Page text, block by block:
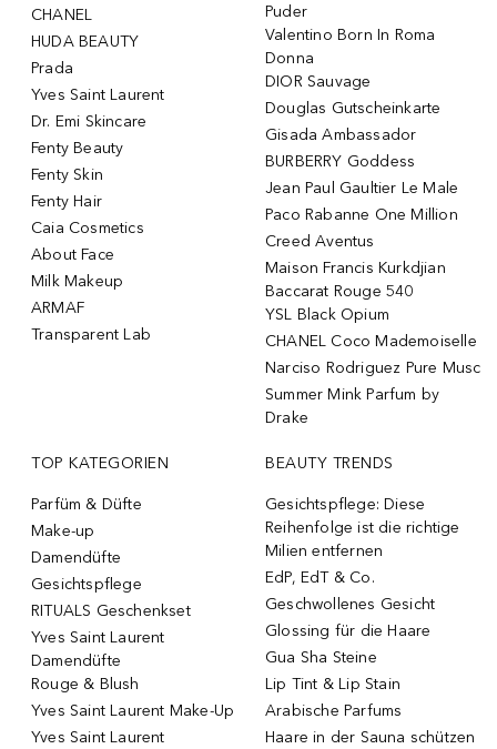
CHANEL
HUDA BEAUTY
Prada
Yves Saint Laurent
Dr. Emi Skincare
Fenty Beauty
Fenty Skin
Fenty Hair
Caia Cosmetics
About Face
Milk Makeup
ARMAF
Transparent Lab
Puder
Valentino Born In Roma
Donna
DIOR Sauvage
Douglas Gutscheinkarte
Gisada Ambassador
BURBERRY Goddess
Jean Paul Gaultier Le Male
Paco Rabanne One Million
Creed Aventus
Maison Francis Kurkdjian
Baccarat Rouge 540
YSL Black Opium
CHANEL Coco Mademoiselle
Narciso Rodriguez Pure Musc
Summer Mink Parfum by
Drake
TOP KATEGORIEN
Parfüm & Düfte
Make-up
Damendüfte
Gesichtspflege
RITUALS Geschenkset
Yves Saint Laurent
Damendüfte
Rouge & Blush
Yves Saint Laurent Make-Up
Yves Saint Laurent
BEAUTY TRENDS
Gesichtspflege: Diese
Reihenfolge ist die richtige
Milien entfernen
EdP, EdT & Co.
Geschwollenes Gesicht
Glossing für die Haare
Gua Sha Steine
Lip Tint & Lip Stain
Arabische Parfums
Haare in der Sauna schützen